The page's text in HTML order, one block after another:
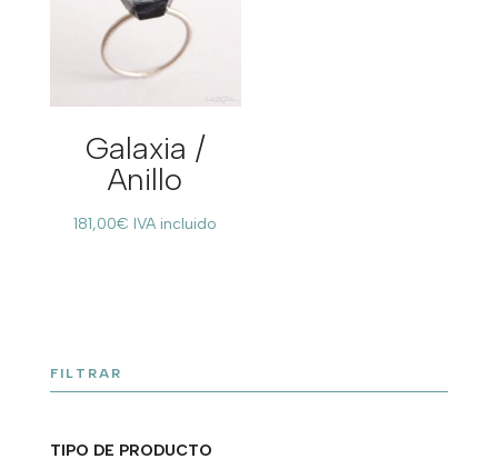
Galaxia /
Anillo
181,00€ IVA incluido
FILTRAR
TIPO DE PRODUCTO